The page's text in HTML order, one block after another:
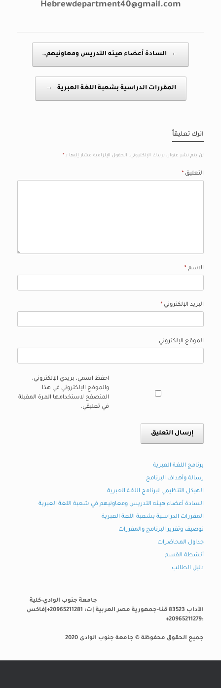
Hebrewdepartment40@gmail.com
← السادة أعضاء هيـئه التدريس ومعاونيهم…
المقررات الدراسية بشعبة اللغة العبرية →
اترك تعليقاً
لن يتم نشر عنوان بريدك الإلكتروني. الحقول الإلزامية مشار إليها بـ *
التعليق *
الاسم *
البريد الإلكتروني *
الموقع الإلكتروني
احفظ اسمي، بريدي الإلكتروني،
والموقع الإلكتروني في هذا
المتصفح لاستخدامها المرة المقبلة
في تعليقي.
برنامج اللغة العبرية
رسالة وأهداف البرنامج
الهيكل التنظيمي لبرنامج اللغة العبرية
السادة أعضاء هيـئه التدريس ومعاونيهم في شعبة اللغة العبرية
المقررات الدراسية بشعبة اللغة العبرية
توصيف وتقرير البرنامج والمقررات
جداول المحاضرات
أنشطة القسم
دليل الطالب
جامعة جنوب الوادي-كلية
الآداب 83523 قنا-جمهورية مصر العربية |ت: 20965211281+|فاكس
:20965211279+
جميع الحقوق محفوظة © جامعة جنوب الوادى 2020